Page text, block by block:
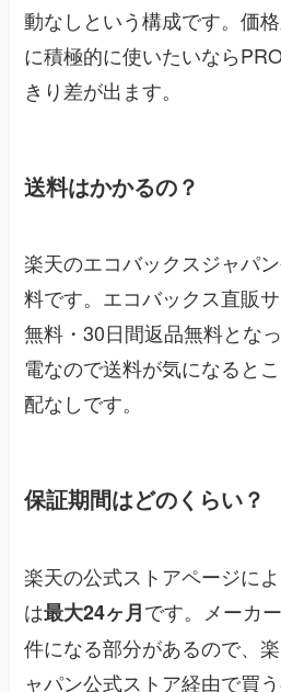
動なしという構成です。価
に積極的に使いたいなら
きり差が出ます。
送料はかかるの？
楽天のエコバックスジャパ
料です。エコバックス直販
無料・30日間返品無料とな
電なので送料が気になると
配なしです。
保証期間はどのくらい？
楽天の公式ストアページに
は最大24ヶ月です。メーカ
件になる部分があるので、
ャパン公式ストア経由で買う